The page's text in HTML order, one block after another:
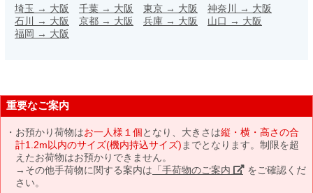
埼玉 → 大阪 千葉 → 大阪 東京 → 大阪 神奈川 → 大阪
石川 → 大阪 京都 → 大阪 兵庫 → 大阪 山口 → 大阪
福岡 → 大阪
重要なご案内
お預かり荷物はお一人様１個となり、大きさは縦・横・高さの合
計1.2m以内のサイズ(機内持込サイズ) までとなります。制限を超
えたお荷物はお預かりできません。
→その他手荷物に関する案内は 「手荷物のご案内」 をご確認くだ
さい。